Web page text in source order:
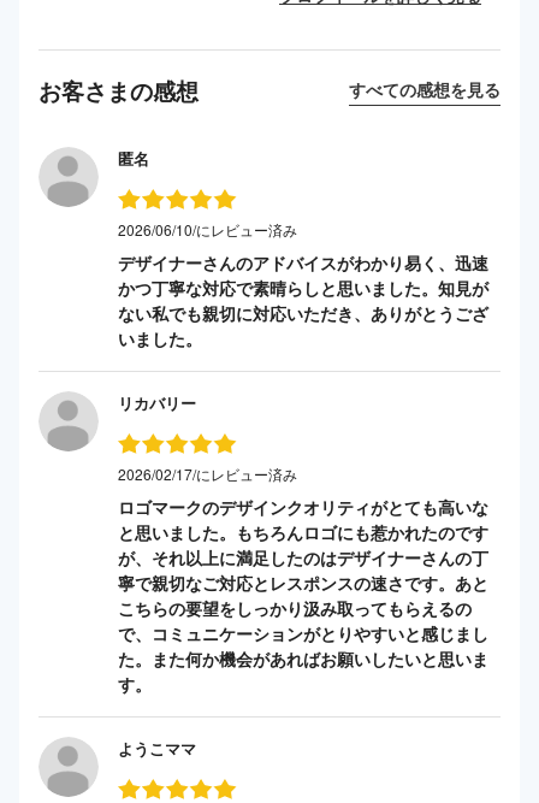
お客さまの感想 すべての感想を見る
匿名
2026/06/10/にレビュー済み
デザイナーさんのアドバイスがわかり易く、迅速
かつ丁寧な対応で素晴らしと思いました。知見が
ない私でも親切に対応いただき、ありがとうござ
いました。
リカバリー
2026/02/17/にレビュー済み
ロゴマークのデザインクオリティがとても高いな
と思いました。もちろんロゴにも惹かれたのです
が、それ以上に満足したのはデザイナーさんの丁
寧で親切なご対応とレスポンスの速さです。あと
こちらの要望をしっかり汲み取ってもらえるの
で、コミュニケーションがとりやすいと感じまし
た。また何か機会があればお願いしたいと思いま
す。
ようこママ